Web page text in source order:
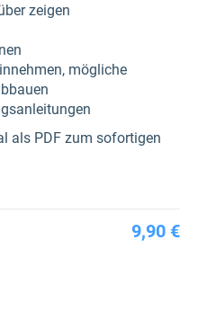
zeigen
mögliche
als PDF zum sofortigen
9,90 €